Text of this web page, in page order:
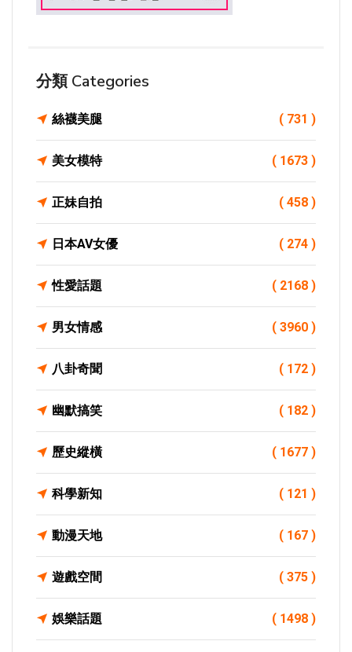
分類 Categories
絲襪美腿 ( 731 )
美女模特 ( 1673 )
正妹自拍 ( 458 )
日本AV女優 ( 274 )
性愛話題 ( 2168 )
男女情感 ( 3960 )
八卦奇聞 ( 172 )
幽默搞笑 ( 182 )
歷史縱橫 ( 1677 )
科學新知 ( 121 )
動漫天地 ( 167 )
遊戲空間 ( 375 )
娛樂話題 ( 1498 )